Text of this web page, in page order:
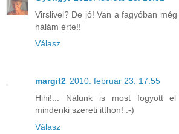
Virslivel? De jó! Van a fagyóban
hálám érte!!
Válasz
margit2 2010. február 23. 17:55
Hihi!... Nálunk is most fogyott
mindenki szereti itthon! :-)
Válasz